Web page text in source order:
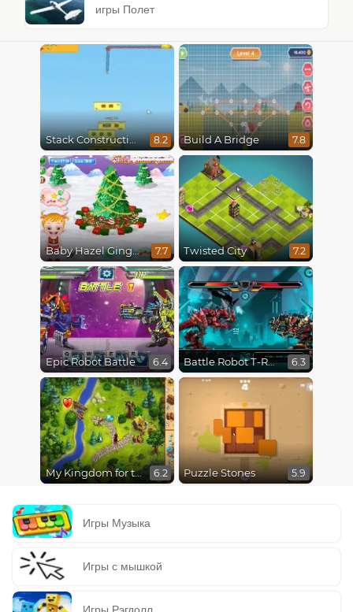
игры Полет
Stack Construction 8.2 Build A Bridge 7.8
Baby Hazel Gingerbread House 7.7 Twisted City 7.2
Epic Robot Battle 6.4 Battle Robot T-Rex Age 6.3
My Kingdom for the Princess 6.2 Puzzle Stones 5.9
Игры Музыка
Игры с мышкой